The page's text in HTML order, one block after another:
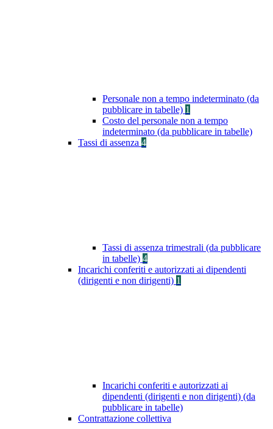
Personale non a tempo indeterminato (da
pubblicare in tabelle) 1
Costo del personale non a tempo
indeterminato (da pubblicare in tabelle)
Tassi di assenza 4
Tassi di assenza trimestrali (da pubblicare
in tabelle) 4
Incarichi conferiti e autorizzati ai dipendenti
(dirigenti e non dirigenti) 1
Incarichi conferiti e autorizzati ai
dipendenti (dirigenti e non dirigenti) (da
pubblicare in tabelle)
Contrattazione collettiva